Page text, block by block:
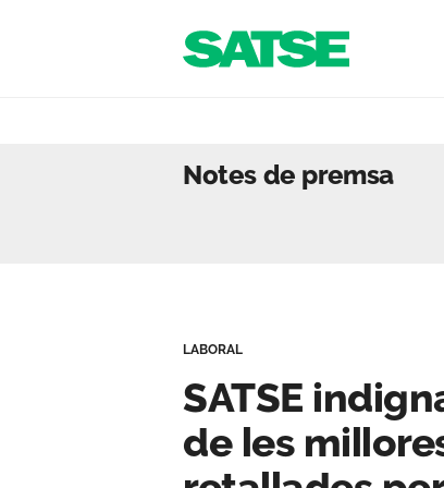
Navegació
Que oferim
Actualitat
SATSENotes de premsa
LABORAL
SATSE
de les